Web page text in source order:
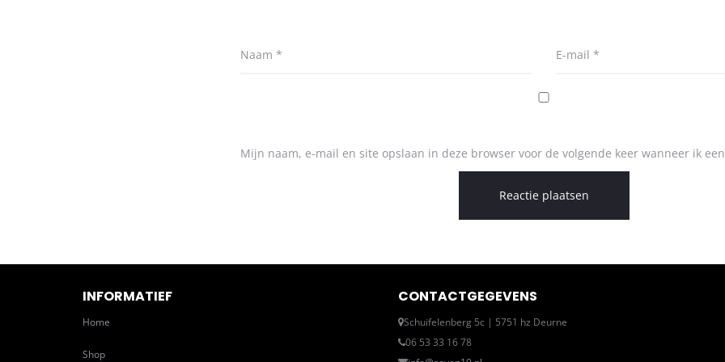
Naam * E-mail *
Mijn naam, e-mail en site opslaan in deze browser voor de volgende keer wanneer ik
INFORMATIEF
Home
Shop
CONTACTGEGEVENS
Schuifelenberg 5c | 5751 hz Deurne
06 53 33 16 78